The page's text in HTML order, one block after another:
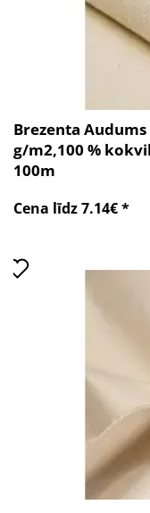
Brezenta
g/m2,100 %
100m
Cena līdz 7.14€ *